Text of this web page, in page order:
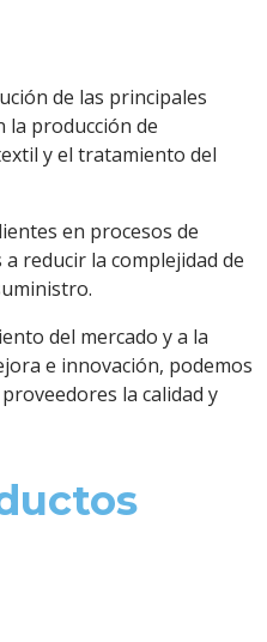
de las principales
la producción de
y el tratamiento del
en procesos de
reducir la complejidad de
del mercado y a la
e innovación, podemos
la calidad y